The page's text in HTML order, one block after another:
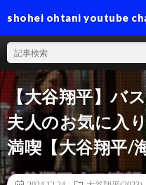
shohei ohtani youtube
【大谷翔平】バ
夫人のお気に入
満喫【大谷翔平/